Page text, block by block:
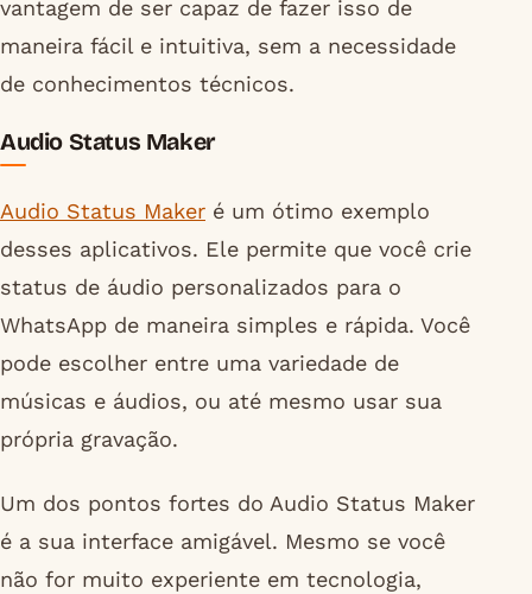
vantagem de ser capaz de fazer isso de
maneira fácil e intuitiva, sem a necessidade
de conhecimentos técnicos.
Audio Status Maker
Audio Status Maker é um ótimo exemplo
desses aplicativos. Ele permite que você crie
status de áudio personalizados para o
WhatsApp de maneira simples e rápida. Você
pode escolher entre uma variedade de
músicas e áudios, ou até mesmo usar sua
própria gravação.
Um dos pontos fortes do Audio Status Maker
é a sua interface amigável. Mesmo se você
não for muito experiente em tecnologia,